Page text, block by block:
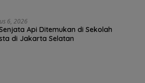
6, 2026
Api Ditemukan di Sekolah
di Jakarta Selatan